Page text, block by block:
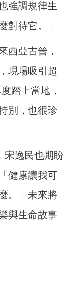
強調規律生
對待它。」
西亞古晉，
現場吸引超
踏上當地，
別，也很珍
宋逸民也期盼
健康讓我可
。」未來將
與生命故事